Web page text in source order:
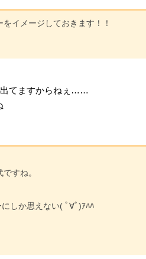
イメージしておきます！！
出てますからねぇ……
すね。
しか思えない( ﾟ∀ﾟ)ｱﾊﾊ